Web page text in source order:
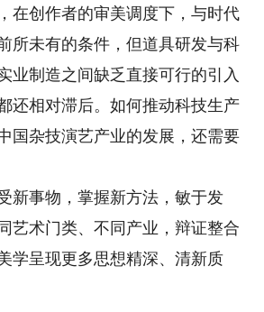
在创作者的审美调度下，与时代
所未有的条件，但道具研发与科
业制造之间缺乏直接可行的引入
还相对滞后。如何推动科技生产
国杂技演艺产业的发展，还需要
事物，掌握新方法，敏于发
艺术门类、不同产业，辩证整合
学呈现更多思想精深、清新质